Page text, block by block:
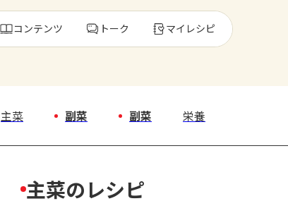
コンテンツ トーク マイレシピ
主菜 副菜 副菜 栄養
主菜のレシピ